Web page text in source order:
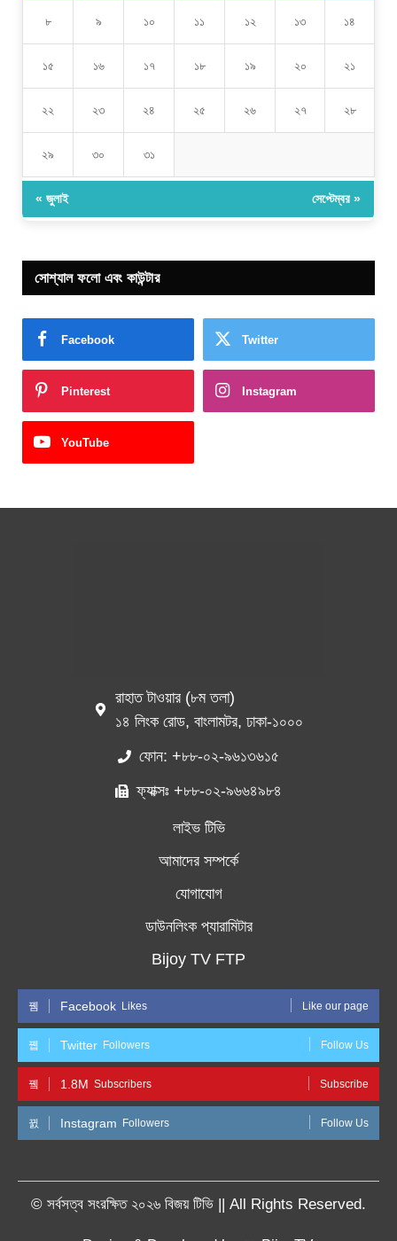
৮ ৯ ১০ ১১ ১২ ১৩ ১৪
১৫ ১৬ ১৭ ১৮ ১৯ ২০ ২১
২২ ২৩ ২৪ ২৫ ২৬ ২৭ ২৮
২৯ ৩০ ৩১
« জুলাই সেপ্টেম্বর »
সোশ্যাল ফলো এবং কাউন্টার
Facebook Twitter
Pinterest Instagram
YouTube
রাহাত টাওয়ার (৮ম তলা)
১৪ লিংক রোড, বাংলামটর, ঢাকা-১০০০
ফোন: +৮৮-০২-৯৬১৩৬১৫
ফ্যাক্সঃ +৮৮-০২-৯৬৬৪৯৮৪
লাইভ টিভি
আমাদের সম্পর্কে
যোগাযোগ
ডাউনলিংক প্যারামিটার
Bijoy TV FTP
Facebook Likes Like our page
Twitter Followers Follow Us
1.8M Subscribers Subscribe
Instagram Followers Follow Us
© সর্বসত্ব সংরক্ষিত ২০২৬ বিজয় টিভি || All Rights Reserved.